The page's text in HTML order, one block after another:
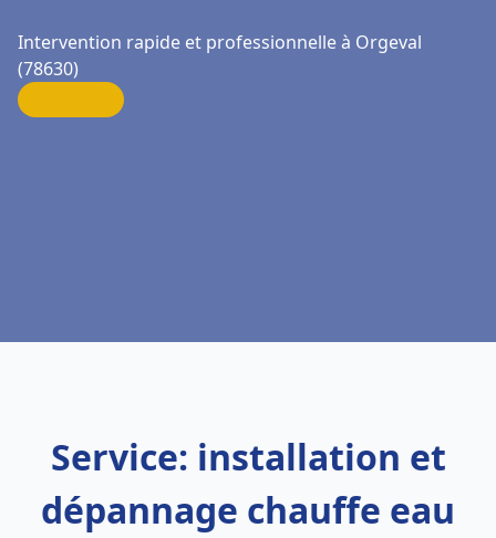
Intervention rapide et professionnelle à Orgeval
(78630)
Service: installation et
dépannage chauffe eau